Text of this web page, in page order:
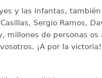
y las infantas,
Sergio Ramos,
millones de personas os
¡A por la